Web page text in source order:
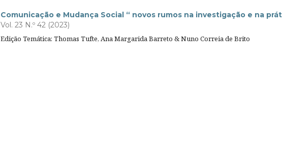
Comunicação e Mudança Social “ novos rumos na investigação e na
Vol. 23 N.º 42 (2023)
Edição Temática: Thomas Tufte, Ana Margarida Barreto & Nuno Correia de Brito